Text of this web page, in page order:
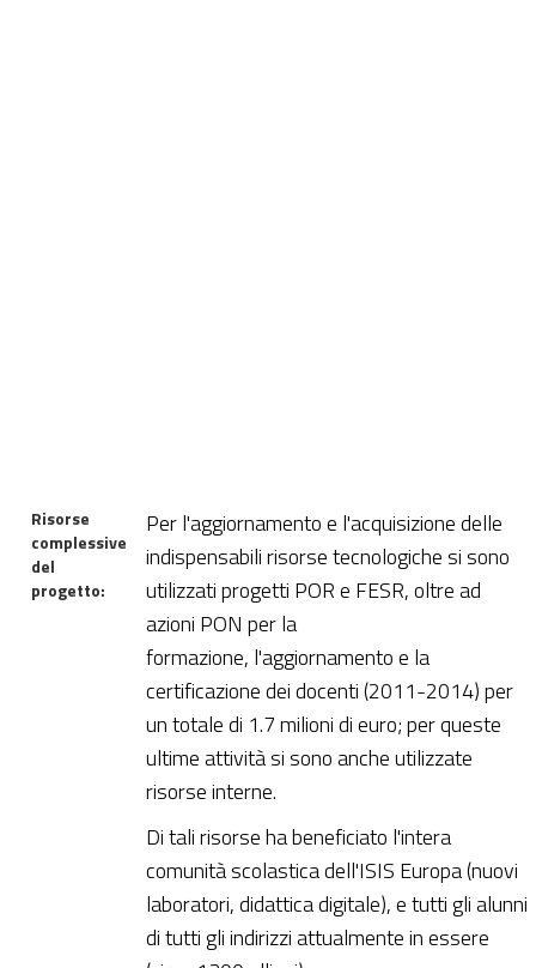
Risorse
complessive
del
progetto:
Per l'aggiornamento e l'acquisizione delle
indispensabili risorse tecnologiche si sono
utilizzati progetti POR e FESR, oltre ad
azioni PON per la
formazione, l'aggiornamento e la
certificazione dei docenti (2011-2014) per
un totale di 1.7 milioni di euro; per queste
ultime attività si sono anche utilizzate
risorse interne.
Di tali risorse ha beneficiato l'intera
comunità scolastica dell'ISIS Europa (nuovi
laboratori, didattica digitale), e tutti gli alunni
di tutti gli indirizzi attualmente in essere